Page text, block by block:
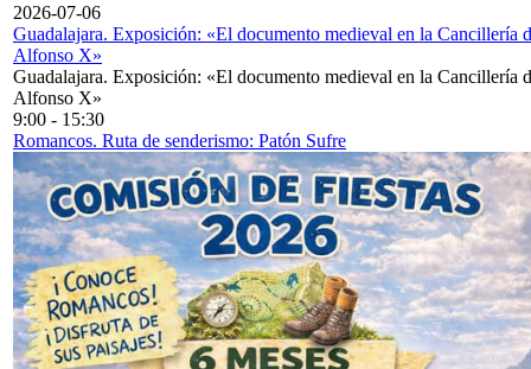
2026-07-06
Guadalajara. Exposición: «El documento medieval en la Cancillería
Alfonso X»
Guadalajara. Exposición: «El documento medieval en la Cancillería
Alfonso X»
9:00 - 15:30
Romancos. Ruta de senderismo: Patón Sufre